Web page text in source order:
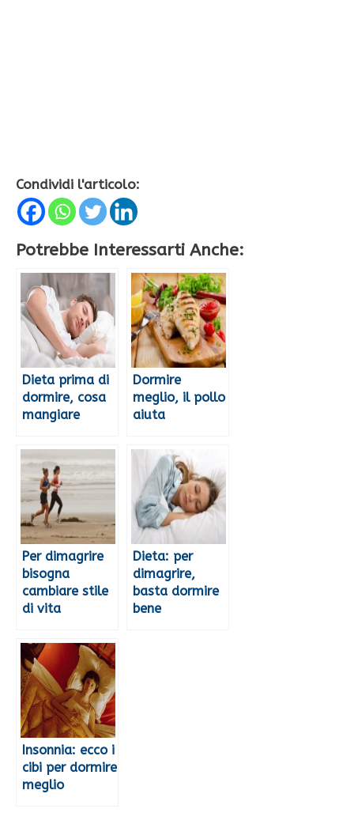
Condividi l'articolo:
Potrebbe Interessarti Anche:
Dieta prima di
dormire, cosa
mangiare
Dormire
meglio, il pollo
aiuta
Per dimagrire
bisogna
cambiare stile
di vita
Dieta: per
dimagrire,
basta dormire
bene
Insonnia: ecco i
cibi per dormire
meglio